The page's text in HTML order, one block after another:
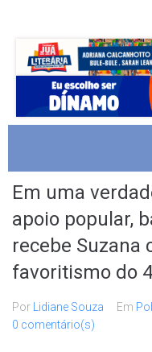
Em uma
apoio popular,
recebe Suzana
favoritismo do
Por Lidiane Souza Em
0 comentário(s)